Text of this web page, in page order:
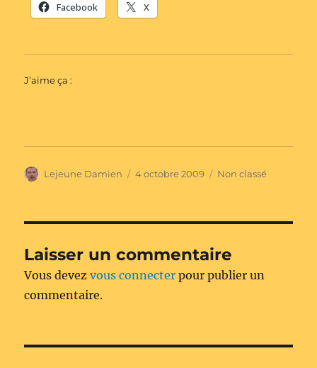
Facebook X
J’aime ça :
Auteur
Lejeune Damien
Publié
4 octobre 2009 Catégories
Non classé
Laisser un commentaire
Vous devezvous connecter pour publier un
commentaire.